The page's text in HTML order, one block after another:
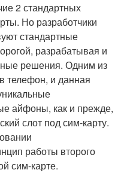
2 стандартных
Но разработчики
стандартные
разрабатывая и
решения. Одним из
телефон, и данная
айфоны, как и прежде,
слот под сим-карту.
работы второго
сим-карте.